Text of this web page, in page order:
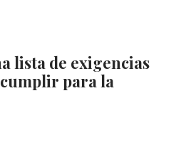
lista de exigencias
cumplir para la